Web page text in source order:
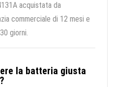
acquistata da
commerciale di 12 mesi e
giorni.
la batteria giusta